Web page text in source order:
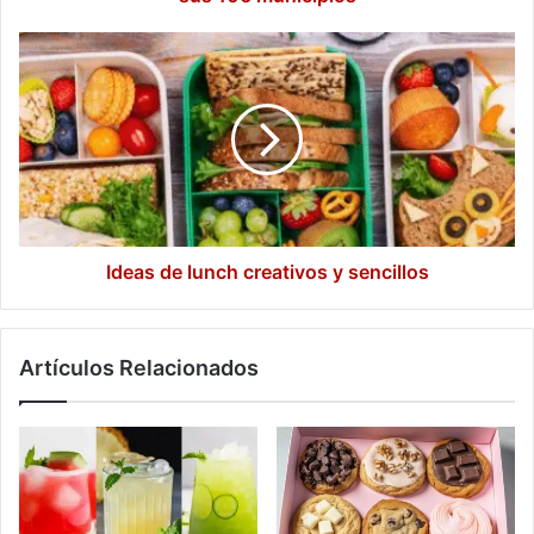
Ideas
de
lunch creativos
y
sencillos
Ideas de lunch creativos y sencillos
Artículos Relacionados